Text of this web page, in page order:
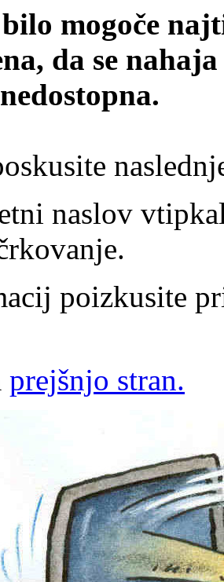
mogoče
da se
naslov
poizkusite
prejšnjo stran.